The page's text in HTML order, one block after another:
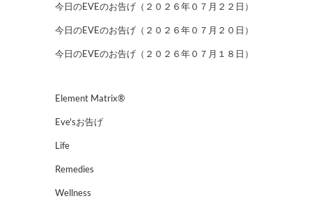
今日のEVEのお告げ（２０２６年０７月２２日）
今日のEVEのお告げ（２０２６年０７月２０日）
今日のEVEのお告げ（２０２６年０７月１８日）
Element Matrix®
Eve'sお告げ
Life
Remedies
Wellness